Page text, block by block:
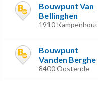
Bouwpunt Van
Bellinghen
1910 Kampenhout
Bouwpunt
Vanden Berghe
8400 Oostende